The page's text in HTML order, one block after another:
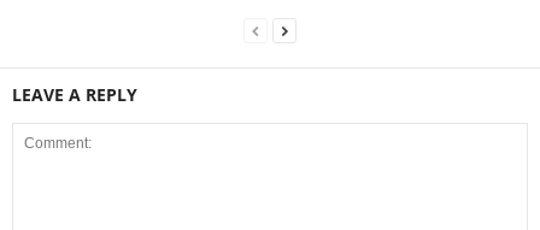
LEAVE A REPLY